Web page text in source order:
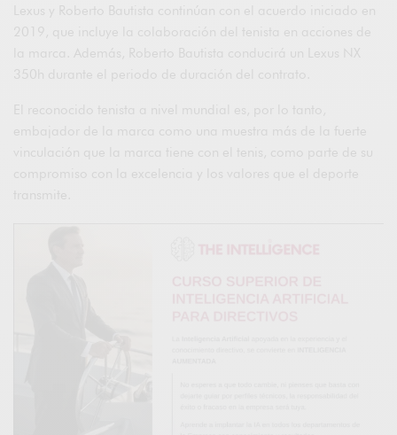
Lexus y Roberto Bautista continúan con el acuerdo iniciado en
2019, que incluye la colaboración del tenista en acciones de
la marca. Además, Roberto Bautista conducirá un Lexus NX
350h durante el periodo de duración del contrato.
El reconocido tenista a nivel mundial es, por lo tanto,
embajador de la marca como una muestra más de la fuerte
vinculación que la marca tiene con el tenis, como parte de su
compromiso con la excelencia y los valores que el deporte
transmite.